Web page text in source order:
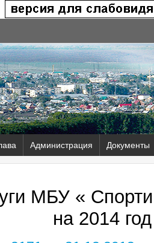
Администрация Документы
МБУ «
на 2014 год